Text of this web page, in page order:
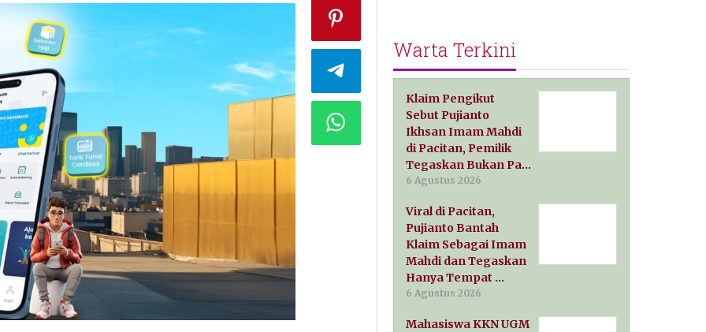
Warta Terkini
Klaim Pengikut
Sebut Pujianto
Ikhsan Imam Mahdi
di Pacitan, Pemilik
Tegaskan Bukan Pa…
6 Agustus 2026
Viral di Pacitan,
Pujianto Bantah
Klaim Sebagai Imam
Mahdi dan Tegaskan
Hanya Tempat …
6 Agustus 2026
Mahasiswa KKN UGM